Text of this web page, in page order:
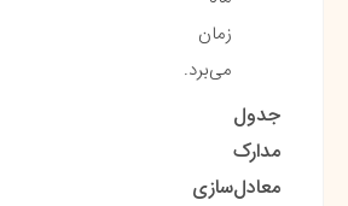
زمان
می‌برد.
جدول
مدارک
معادل‌سازی